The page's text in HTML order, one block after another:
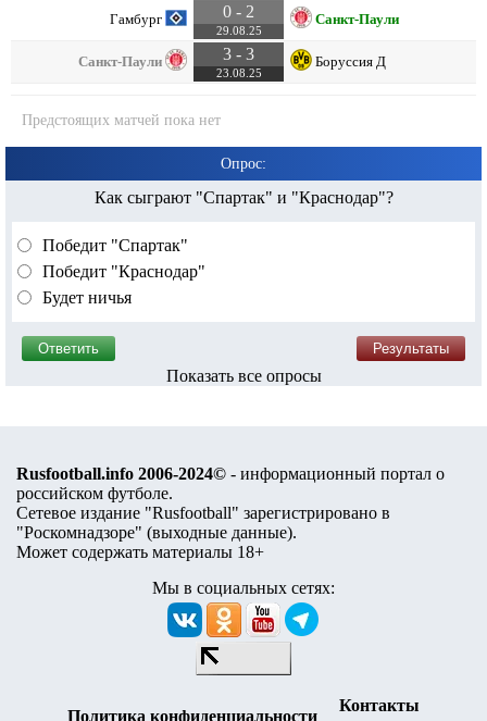
Гамбург 0 - 2
29.08.25
Санкт-Паули
Санкт-Паули 3 - 3
23.08.25
Боруссия Д
Предстоящих матчей пока нет
Опрос:
Как сыграют "Спартак" и "Краснодар"?
Победит "Спартак"
Победит "Краснодар"
Будет ничья
Показать все опросы
Rusfootball.info 2006-2024© - информационный портал о
российском футболе.
Сетевое издание "Rusfootball" зарегистрировано в
"Роскомнадзоре" (выходные данные).
Может содержать материалы 18+
Мы в социальных сетях:
Политика конфиденциальности
Контакты